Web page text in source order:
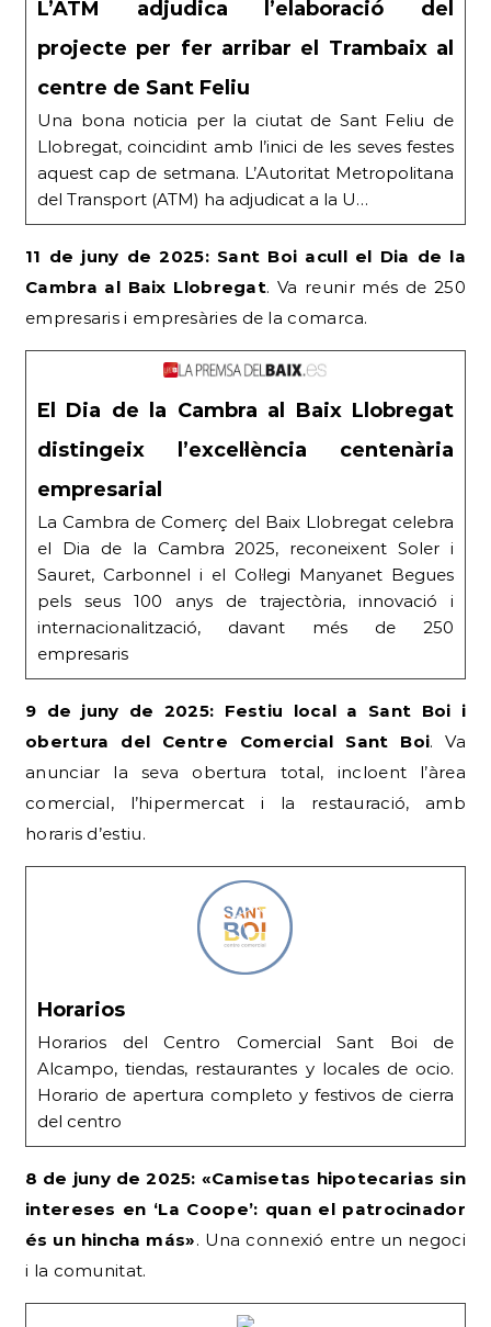
L’ATM adjudica l’elaboració del
projecte per fer arribar el Trambaix al
centre de Sant Feliu
Una bona noticia per la ciutat de Sant Feliu de
Llobregat, coincidint amb l’inici de les seves festes
aquest cap de setmana. L’Autoritat Metropolitana
del Transport (ATM) ha adjudicat a la U…
11 de juny de 2025: Sant Boi acull el Dia de la
Cambra al Baix Llobregat. Va reunir més de 250
empresaris i empresàries de la comarca.
El Dia de la Cambra al Baix Llobregat
distingeix l’excel·lència centenària
empresarial
La Cambra de Comerç del Baix Llobregat celebra
el Dia de la Cambra 2025, reconeixent Soler i
Sauret, Carbonnel i el Col·legi Manyanet Begues
pels seus 100 anys de trajectòria, innovació i
internacionalització, davant més de 250
empresaris
9 de juny de 2025: Festiu local a Sant Boi i
obertura del Centre Comercial Sant Boi. Va
anunciar la seva obertura total, incloent l’àrea
comercial, l’hipermercat i la restauració, amb
horaris d’estiu.
Horarios
Horarios del Centro Comercial Sant Boi de
Alcampo, tiendas, restaurantes y locales de ocio.
Horario de apertura completo y festivos de cierra
del centro
8 de juny de 2025: «Camisetas hipotecarias sin
intereses en ‘La Coope’: quan el patrocinador
és un hincha más». Una connexió entre un negoci
i la comunitat.